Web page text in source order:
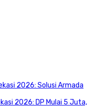
2026: Solusi Armada
2026: DP Mulai 5 Juta,